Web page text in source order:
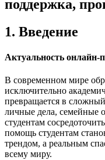
поддержка,
1. Введение
Актуальность онлайн-
В современном мире
исключительно
превращается в
личные дела, семейные
студентам
помощь студентам
трендом, а реальным
всему миру.